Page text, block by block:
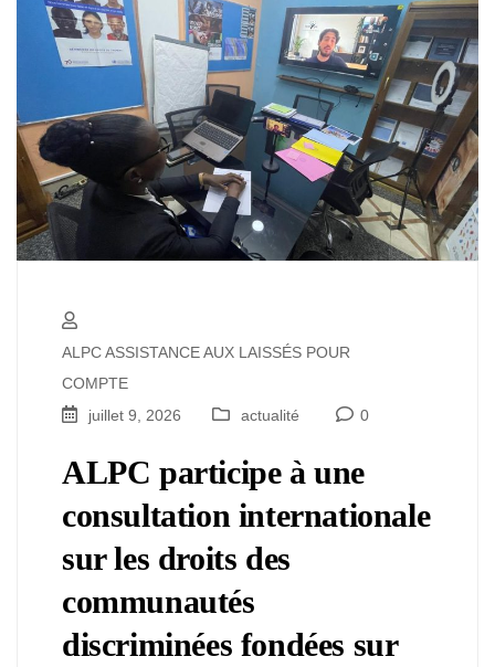
ALPC ASSISTANCE AUX LAISSÉS POUR
COMPTE
juillet 9, 2026
actualité 0
ALPC participe à une
consultation internationale
sur les droits des
communautés
discriminées fondées sur